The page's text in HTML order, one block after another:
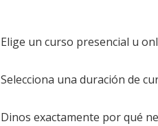
Elige un curso presencial u
Selecciona una duración de
Dinos exactamente por qué